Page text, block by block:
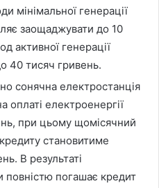
мінімальної генерації
заощаджувати до 10
активної генерації
40 тисяч гривень.
сонячна електростанція
оплаті електроенергії
при цьому щомісячний
становитиме
В результаті
повністю погашає кредит